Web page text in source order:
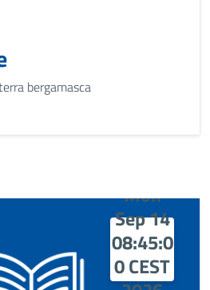
bergamasca
TERRA BERGAMASCA
Mon
Sep 14
08:45:0
0 CEST